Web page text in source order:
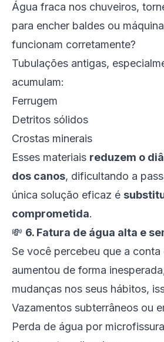
Água fraca nos chuveiros,
para encher baldes ou
funcionam corretamente?
Tubulações antigas,
acumulam:
Ferrugem
Detritos sólidos
Crostas minerais
Esses materiais reduzem o
dos canos, dificultando a
única solução eficaz é
comprometida.
💸 6. Fatura de água alta e
Se você percebeu que a conta
aumentou de forma
mudanças nos seus hábitos,
Vazamentos subterrâneos ou
Perda de água por